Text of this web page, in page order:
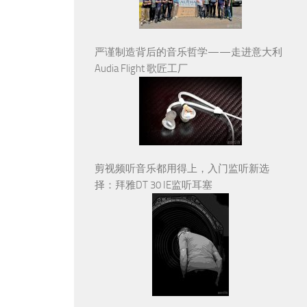
严谨制造背后的音乐哲学——走进意大利
Audia Flight 歌匠工厂
剪视频听音乐都用得上，入门监听新选
择：拜雅DT 30 IE监听耳塞